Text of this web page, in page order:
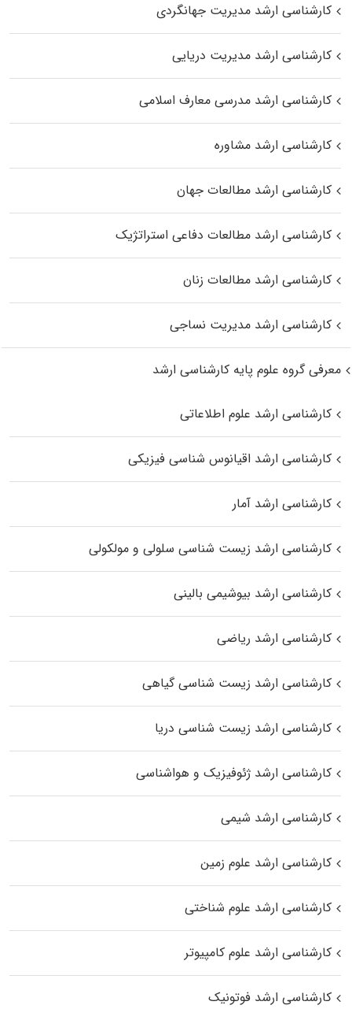
کارشناسی ارشد مدیریت جهانگردی
کارشناسی ارشد مدیریت دریایی
کارشناسی ارشد مدرسی معارف اسلامی
کارشناسی ارشد مشاوره
کارشناسی ارشد مطالعات جهان
کارشناسی ارشد مطالعات دفاعی استراتژیک
کارشناسی ارشد مطالعات زنان
کارشناسی ارشد مدیریت نساجی
معرفی گروه علوم پایه کارشناسی ارشد
کارشناسی ارشد علوم اطلاعاتی
کارشناسی ارشد اقیانوس‌ شناسی فیزیکی
کارشناسی ارشد آمار
کارشناسی ارشد زیست شناسی سلولی و مولکولی
کارشناسی ارشد بیوشیمی بالینی
کارشناسی ارشد ریاضی
کارشناسی ارشد زیست‌ شناسی گیاهی
کارشناسی ارشد زیست‌ شناسی دریا
کارشناسی ارشد ژئوفیزیک و هواشناسی
کارشناسی ارشد شیمی
کارشناسی ارشد علوم زمین
کارشناسی ارشد علوم شناختی
کارشناسی ارشد علوم کامپیوتر
کارشناسی ارشد فوتونیک